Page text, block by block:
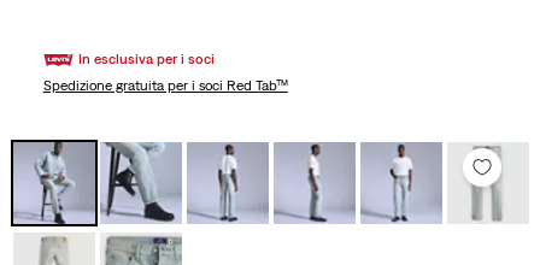
In esclusiva per i soci
Spedizione gratuitaper i soci Red Tab™